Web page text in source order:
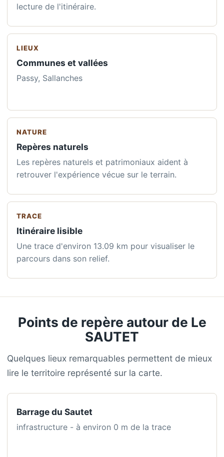
lecture de l'itinéraire.
LIEUX
Communes et vallées
Passy, Sallanches
NATURE
Repères naturels
Les repères naturels et patrimoniaux aident à
retrouver l'expérience vécue sur le terrain.
TRACE
Itinéraire lisible
Une trace d'environ 13.09 km pour visualiser le
parcours dans son relief.
Points de repère autour de Le
SAUTET
Quelques lieux remarquables permettent de mieux
lire le territoire représenté sur la carte.
Barrage du Sautet
infrastructure - à environ 0 m de la trace